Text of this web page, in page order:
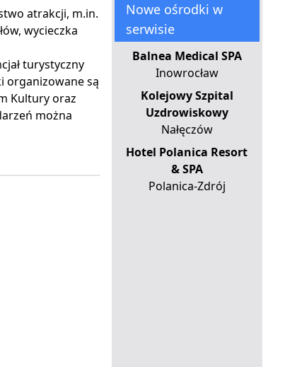
atrakcji, m.in.
wycieczka
turystyczny
organizowane są
Kultury oraz
można
Nowe ośrodki w
serwisie
Balnea Medical SPA
Inowrocław
Kolejowy Szpital
Uzdrowiskowy
Nałęczów
Hotel Polanica Resort
& SPA
Polanica-Zdrój